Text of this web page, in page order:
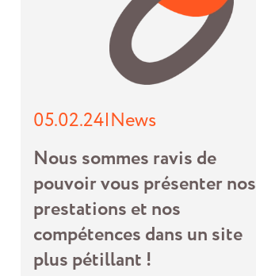
05.02.24|News
Nous sommes ravis de
pouvoir vous présenter nos
prestations et nos
compétences dans un site
plus pétillant !